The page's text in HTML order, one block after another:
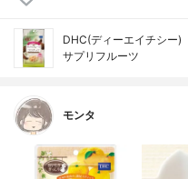
DHC(ディーエイチシー)
サプリフルーツ
モンタ